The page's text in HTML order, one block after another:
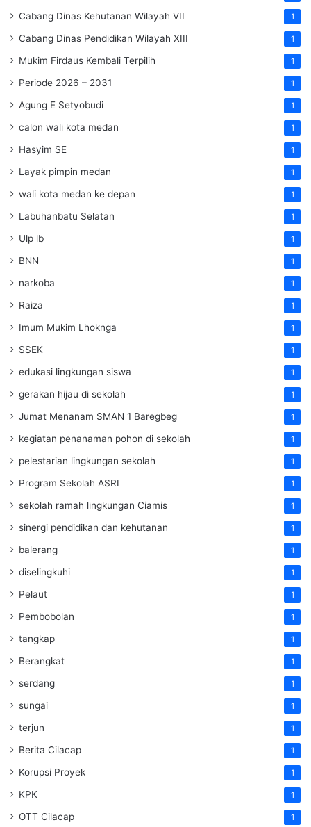
Cabang Dinas Kehutanan Wilayah VII 1
Cabang Dinas Pendidikan Wilayah XIII 1
Mukim Firdaus Kembali Terpilih 1
Periode 2026 – 2031 1
Agung E Setyobudi 1
calon wali kota medan 1
Hasyim SE 1
Layak pimpin medan 1
wali kota medan ke depan 1
Labuhanbatu Selatan 1
Ulp lb 1
BNN 1
narkoba 1
Raiza 1
Imum Mukim Lhoknga 1
SSEK 1
edukasi lingkungan siswa 1
gerakan hijau di sekolah 1
Jumat Menanam SMAN 1 Baregbeg 1
kegiatan penanaman pohon di sekolah 1
pelestarian lingkungan sekolah 1
Program Sekolah ASRI 1
sekolah ramah lingkungan Ciamis 1
sinergi pendidikan dan kehutanan 1
balerang 1
diselingkuhi 1
Pelaut 1
Pembobolan 1
tangkap 1
Berangkat 1
serdang 1
sungai 1
terjun 1
Berita Cilacap 1
Korupsi Proyek 1
KPK 1
OTT Cilacap 1